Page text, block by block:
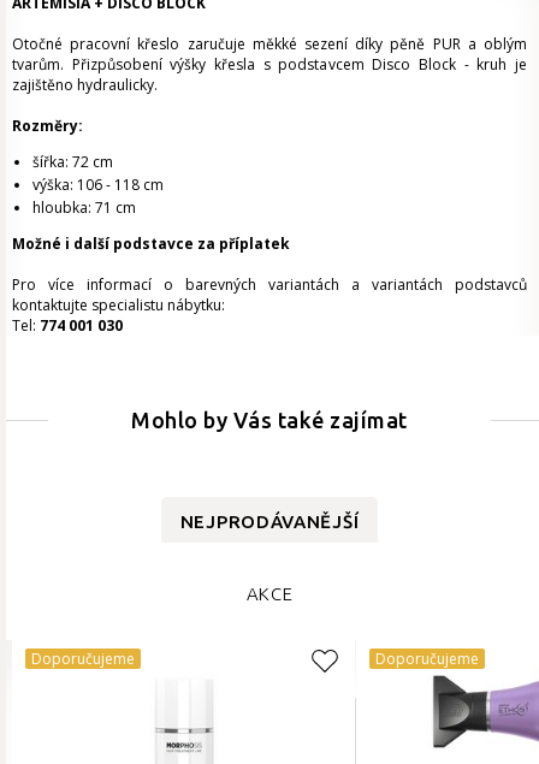
Otočné pracovní křeslo zaručuje měkké sezení díky pěně PUR a oblým
tvarům. Přizpůsobení výšky křesla s podstavcem Disco Block - kruh je
zajištěno hydraulicky.
Rozměry:
šířka: 72 cm
výška: 106 - 118 cm
hloubka: 71 cm
Možné i další podstavce za příplatek
Pro více informací o barevných variantách a variantách podstavců
kontaktujte specialistu nábytku:
Tel: 774 001 030
Mohlo by Vás také zajímat
NEJPRODÁVANĚJŠÍ
AKCE
Doporučujeme Doporučujeme